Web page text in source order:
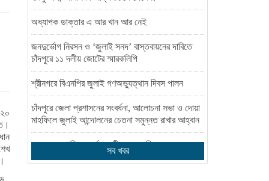
অধ্যাপক ডাক্তার এ আর খান আর নেই
জনদুর্ভোগ নিরসন ও ‘জুলাই সনদ’ বাস্তবায়নের দাবিতে
চাঁদপুরে ১১ দলীয় জোটের স্মারকলিপি
শ্রীনগরে বিএনপির জুলাই গণঅভ্যুত্থান দিবস পালন
চাঁদপুরে জেলা প্রশাসনের সংবর্ধনা, আলোচনা সভা ও দোয়া
মাহফিলে জুলাই আন্দোলনের চেতনা সমুন্নত রাখার আহ্বান
নওফেলের শান্তির বার্তা: অতীতের দায় কি এত সহজে মুছে
সব খবর